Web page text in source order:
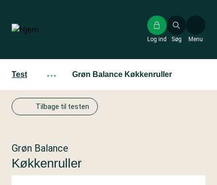
hovedindhold
Søg
Log ind Menu
Test ··· Grøn Balance Køkkenruller
Tilbage til testen
Grøn Balance
Køkkenruller